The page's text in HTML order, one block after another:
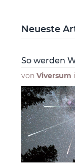
Neueste
So werden
von Viversum